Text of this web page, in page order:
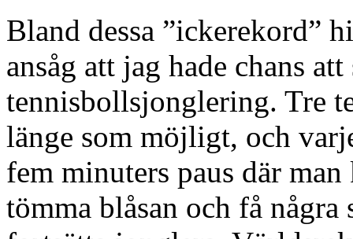
Bland dessa ”ickerekord”
ansåg att jag hade chans
tennisbollsjonglering. Tre
länge som möjligt, och
fem minuters paus där
tömma blåsan och få